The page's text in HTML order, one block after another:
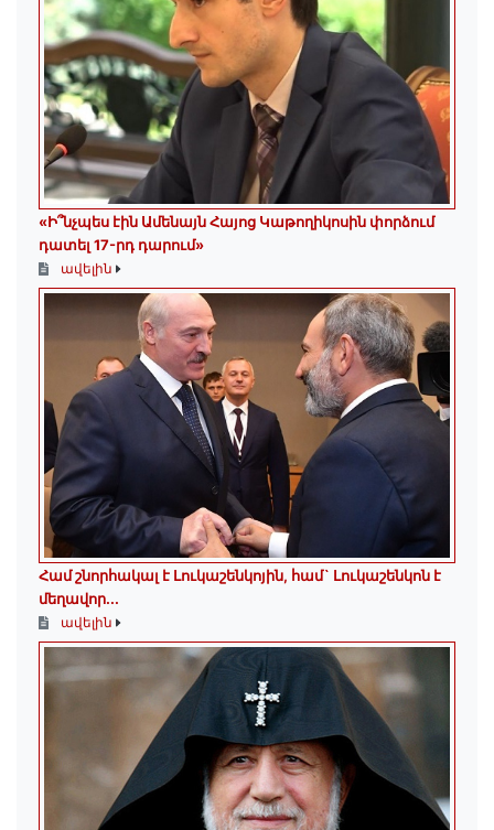
«Ի՞նչպես էին Ամենայն Հայոց Կաթողիկոսին փորձում
դատել 17-րդ դարում»
ավելին
Համ շնորհակալ է Լուկաշենկոյին, համ` Լուկաշենկոն է
մեղավոր․․․
ավելին